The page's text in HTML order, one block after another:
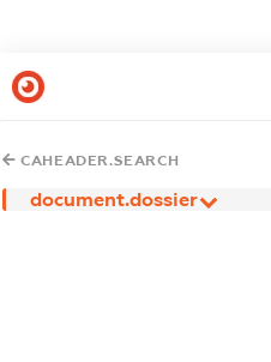
CAHEADER.SEARCH
document.dossier